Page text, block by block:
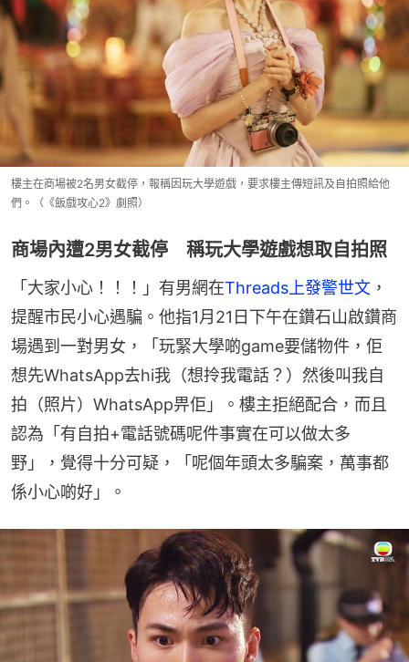
樓主在商場被2名男女截停，報稱因玩大學遊戲，要求樓主傳短訊及自拍照給他
們。（《飯戲攻心2》劇照）
商場內遭2男女截停 稱玩大學遊戲想取自拍照
「大家小心！！！」有男網在Threads上發警世文 ，
提醒市民小心遇騙。他指1月21日下午在鑽石山啟鑽商
場遇到一對男女，「玩緊大學啲game要儲物件，佢
想先WhatsApp去hi我（想拎我電話？）然後叫我自
拍（照片）WhatsApp畀佢」。樓主拒絕配合，而且
認為「有自拍+電話號碼呢件事實在可以做太多
野」，覺得十分可疑，「呢個年頭太多騙案，萬事都
係小心啲好」。